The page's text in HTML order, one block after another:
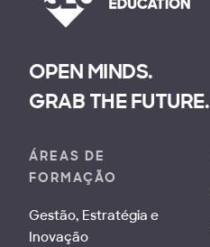
OPEN MINDS.
GRAB THE FUTURE.
ÁREAS DE
FORMAÇÃO
Gestão, Estratégia e
Inovação